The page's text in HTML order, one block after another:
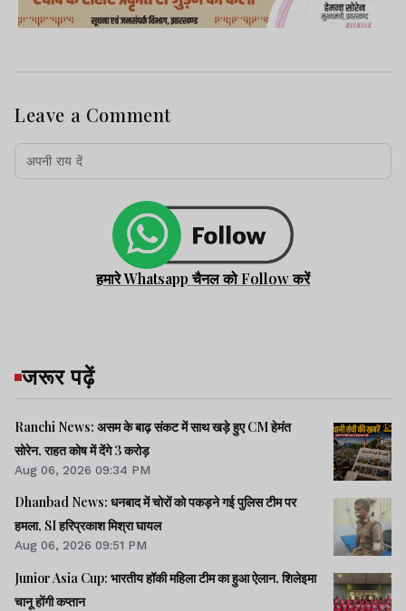
Leave a Comment
हमारे Whatsapp चैनल को Follow करें
जरूर पढ़ें
Ranchi News: असम के बाढ़ संकट में साथ खड़े हुए CM हेमंत
सोरेन, राहत कोष में देंगे 3 करोड़
Aug 06, 2026 09:34 PM
Dhanbad News: धनबाद में चोरों को पकड़ने गई पुलिस टीम पर
हमला, SI हरिप्रकाश मिश्रा घायल
Aug 06, 2026 09:51 PM
Junior Asia Cup: भारतीय हॉकी महिला टीम का हुआ ऐलान, शिलेइमा
चानू होंगी कप्तान